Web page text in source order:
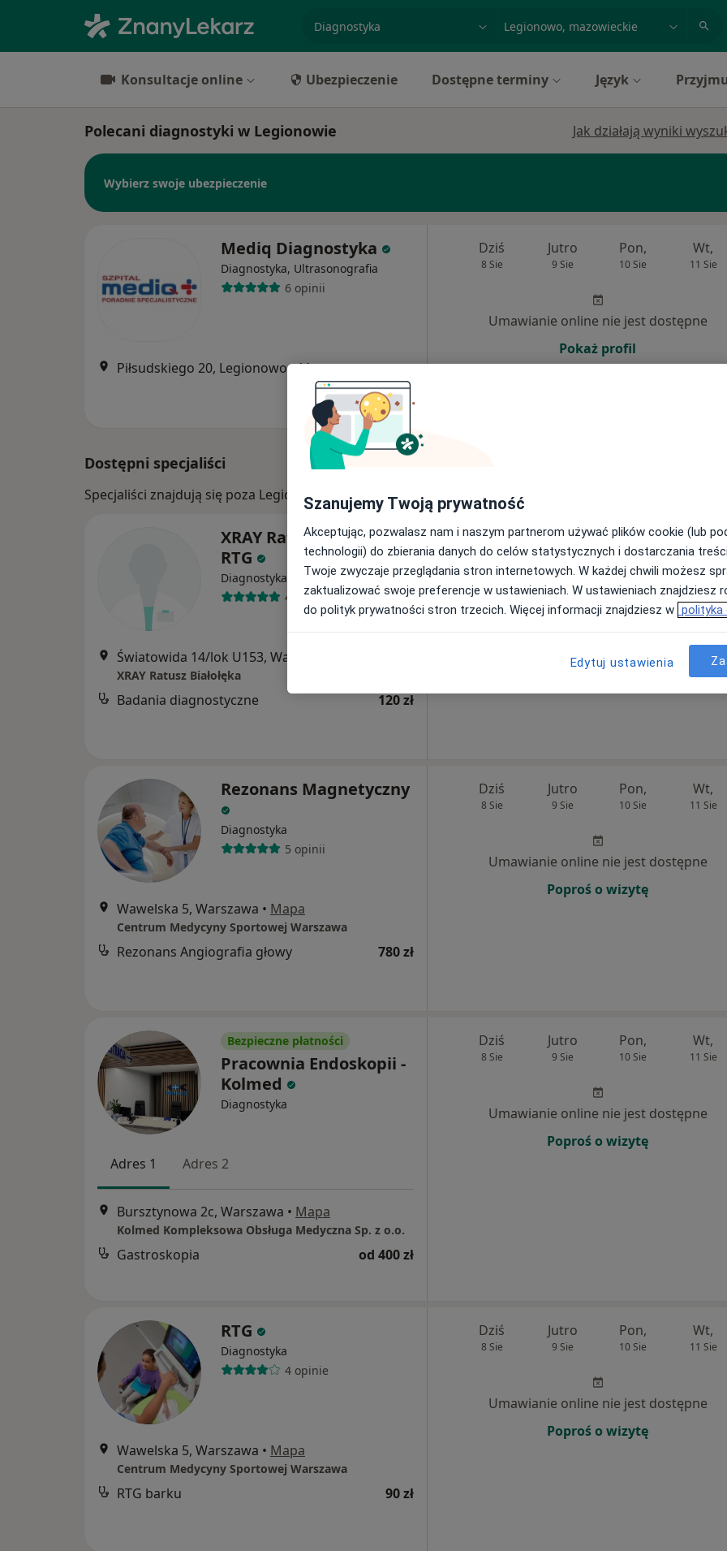
Konsultacje online Ubezpieczenie Dostępne terminy Język
Polecani diagnostyki w Legionowie Jak działają wyniki
Wybierz swoje ubezpieczenie
Mediq Diagnostyka
Diagnostyka, Ultrasonografia
6 opinii
Piłsudskiego 20, Legionowo •Mapa
Dziś
8 Sie
Jutro
9 Sie
Pon,
10 Sie
Wt,
11 Sie
Umawianie online nie jest dostępne
Pokaż profil
Dostępni specjaliści
Specjaliści znajdują się poza Legionowo, mazowieckie, w obszarach bliskich Twojemu wyszukiwaniu.
XRAY Ratusz Białołęka
RTG
Diagnostyka
4 opinie
Światowida 14/lok U153, Warszawa
XRAY Ratusz Białołęka
Badania diagnostyczne 120 zł
Dziś
8 Sie
Jutro
9 Sie
Pon,
10 Sie
Wt,
11 Sie
Umawianie online nie jest dostępne
Rezonans Magnetyczny
Diagnostyka
5 opinii
Wawelska 5, Warszawa • Mapa
Centrum Medycyny Sportowej Warszawa
Rezonans Angiografia głowy 780 zł
Dziś
8 Sie
Jutro
9 Sie
Pon,
10 Sie
Wt,
11 Sie
Umawianie online nie jest dostępne
Poproś o wizytę
Bezpieczne płatności
Pracownia Endoskopii -
Kolmed
Diagnostyka
Adres 1 Adres 2
Bursztynowa 2c, Warszawa • Mapa
Kolmed Kompleksowa Obsługa Medyczna Sp. z o.o.
Gastroskopia od 400 zł
Dziś
8 Sie
Jutro
9 Sie
Pon,
10 Sie
Wt,
11 Sie
Umawianie online nie jest dostępne
Poproś o wizytę
RTG
Diagnostyka
4 opinie
Wawelska 5, Warszawa • Mapa
Centrum Medycyny Sportowej Warszawa
RTG barku 90 zł
Dziś
8 Sie
Jutro
9 Sie
Pon,
10 Sie
Wt,
11 Sie
Umawianie online nie jest dostępne
Poproś o wizytę
Szanujemy Twoją prywatność
Akceptując, pozwalasz nam i naszym partnerom używać plików cookie (lub
technologii) do zbierania danych do celów statystycznych i dostarczania
Twoje zwyczaje przeglądania stron internetowych. W każdej chwili możesz
zaktualizować swoje preferencje w ustawieniach. W ustawieniach znajdziesz
do polityk prywatności stron trzecich. Więcej informacji znajdziesz w polityka
Edytuj ustawienia